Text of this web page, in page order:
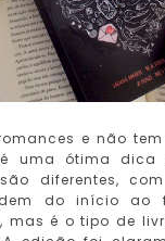
e não
uma ótima dica
diferentes,
do início ao
mas é o tipo de